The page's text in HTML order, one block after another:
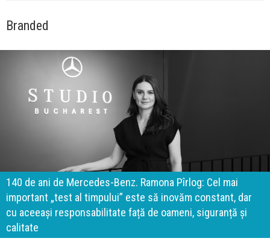
Branded
140 de ani de Mercedes-Benz. Ramona Pîrlog: Cel mai
important „test al timpului” este să inovăm constant, dar
cu aceeași responsabilitate față de oameni, siguranță și
calitate